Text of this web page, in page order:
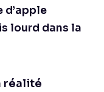
d’apple
lourd dans la
réalité